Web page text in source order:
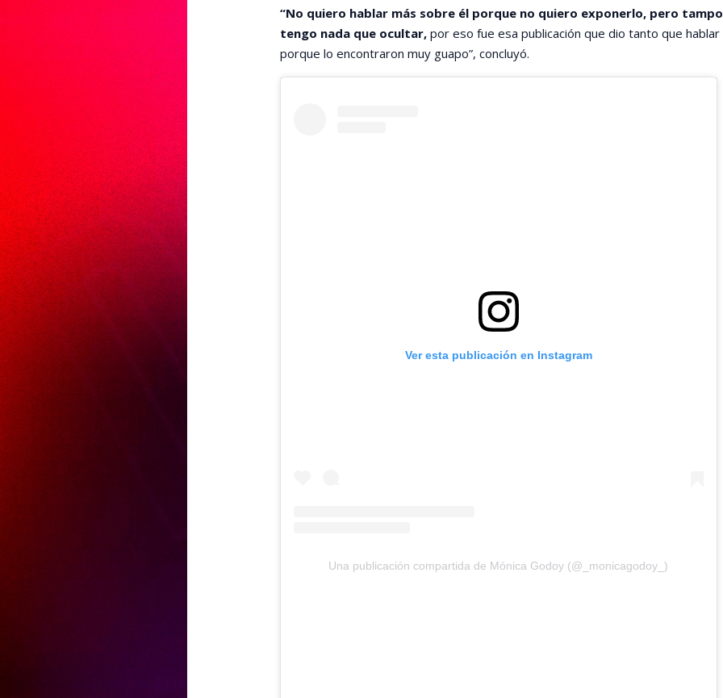
“No quiero hablar más sobre él porque no quiero exponerlo, pero
tengo nada que ocultar,por eso fue esa publicación que dio tanto que hablar
porque lo encontraron muy guapo”, concluyó.
Ver esta publicación en Instagram
Una publicación compartida de Mónica Godoy (@_monicagodoy_)